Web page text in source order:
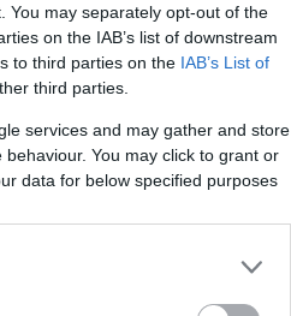
You may separately opt-out of the
on the IAB’s list of downstream
to third parties on the IAB’s List of
third parties.
services and may gather and store
You may click to grant or
data for below specified purposes
και